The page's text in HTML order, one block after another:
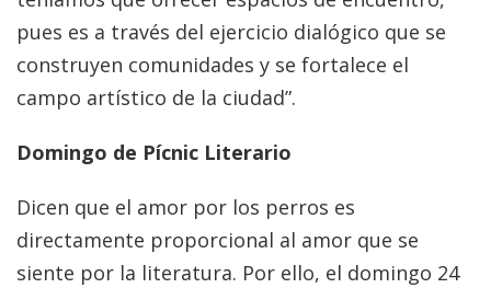
pues es a través del ejercicio dialógico que se
construyen comunidades y se fortalece el
campo artístico de la ciudad”.
Domingo de Pícnic Literario
Dicen que el amor por los perros es
directamente proporcional al amor que se
siente por la literatura. Por ello, el domingo 24